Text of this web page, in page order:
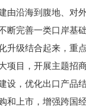
由沿海到腹地、对
断完善一类口岸基
升级结合起来，重
项目，开展主题招
设，优化出口产品
和上市，增强跨国